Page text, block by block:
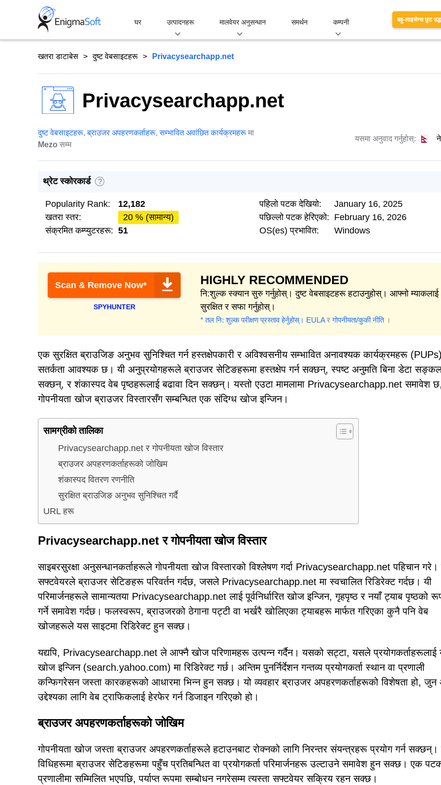
घर उत्पादनहरू मालवेयर अनुसन्धान समर्थन कम्पनी बहु-लाइसेन्स छूट
खतरा डाटाबेस दुष्ट वेबसाइटहरू Privacysearchapp.net
Privacysearchapp.net
दुष्ट वेबसाइटहरू,ब्राउजर अपहरणकर्ताहरू,सम्भावित अवांछित कार्यक्रमहरू मा
Mezo सम्म
यसमा अनुवाद गर्नुहोस्:
थ्रेट स्कोरकार्ड ?
Popularity Rank:
12,182
खतरा स्तर:
20 % (सामान्य)
संक्रमित कम्प्युटरहरू: 51
पहिलो पटक देखियो:
January 16, 2025
पछिल्लो पटक हेरिएको: February 16, 2026
OS(es) प्रभावित:
Windows
Scan & Remove Now*
SPYHUNTER
HIGHLY RECOMMENDED
नि:शुल्क स्क्यान सुरु गर्नुहोस्। दुष्ट वेबसाइटहरू हटाउनुहोस्। आफ्नो म्याकलाई
सुरक्षित र सफा गर्नुहोस्।
* तल नि: शुल्क परीक्षण प्रस्ताव हेर्नुहोस्। EULAरगोपनीयता/कुकी नीति।
एक सुरक्षित ब्राउजिङ अनुभव सुनिश्चित गर्न हस्तक्षेपकारी र अविश्वसनीय सम्भावित अनावश्यक कार्यक्रमहरू (PUPs)
सतर्कता आवश्यक छ। यी अनुप्रयोगहरूले ब्राउजर सेटिङहरूमा हस्तक्षेप गर्न सक्छन्, स्पष्ट अनुमति बिना डेटा
सक्छन्, र शंकास्पद वेब पृष्ठहरूलाई बढावा दिन सक्छन्। यस्तो एउटा मामलामा Privacysearchapp.net समावेश छ,
गोपनीयता खोज ब्राउजर विस्तारसँग सम्बन्धित एक संदिग्ध खोज इन्जिन।
सामग्रीको तालिका
Privacysearchapp.net र गोपनीयता खोज विस्तार
ब्राउजर अपहरणकर्ताहरूको जोखिम
शंकास्पद वितरण रणनीति
सुरक्षित ब्राउजिङ अनुभव सुनिश्चित गर्दै
URL हरू
Privacysearchapp.net र गोपनीयता खोज विस्तार
साइबरसुरक्षा अनुसन्धानकर्ताहरूले गोपनीयता खोज विस्तारको विश्लेषण गर्दा Privacysearchapp.net पहिचान गरे।
सफ्टवेयरले ब्राउजर सेटिङहरू परिवर्तन गर्दछ, जसले Privacysearchapp.net मा स्वचालित रिडिरेक्ट गर्दछ। यी
परिमार्जनहरूले सामान्यतया Privacysearchapp.net लाई पूर्वनिर्धारित खोज इन्जिन, गृहपृष्ठ र नयाँ ट्याब पृष्ठको
गर्ने समावेश गर्दछ। फलस्वरूप, ब्राउजरको ठेगाना पट्टी वा भर्खरै खोलिएका ट्याबहरू मार्फत गरिएका कुनै पनि वेब
खोजहरूले यस साइटमा रिडिरेक्ट हुन सक्छ।
यद्यपि, Privacysearchapp.net ले आफ्नै खोज परिणामहरू उत्पन्न गर्दैन। यसको सट्टा, यसले प्रयोगकर्ताहरूलाई
खोज इन्जिन (search.yahoo.com) मा रिडिरेक्ट गर्छ। अन्तिम पुनर्निर्देशन गन्तव्य प्रयोगकर्ता स्थान वा प्रणाली
कन्फिगरेसन जस्ता कारकहरूको आधारमा भिन्न हुन सक्छ। यो व्यवहार ब्राउजर अपहरणकर्ताहरूको विशेषता हो, जुन
उद्देश्यका लागि वेब ट्राफिकलाई हेरफेर गर्न डिजाइन गरिएको हो।
ब्राउजर अपहरणकर्ताहरूको जोखिम
गोपनीयता खोज जस्ता ब्राउजर अपहरणकर्ताहरूले हटाउनबाट रोक्नको लागि निरन्तर संयन्त्रहरू प्रयोग गर्न सक्छन्।
विधिहरूमा ब्राउजर सेटिङहरूमा पहुँच प्रतिबन्धित वा प्रयोगकर्ता परिमार्जनहरू उल्टाउने समावेश हुन सक्छ। एक
प्रणालीमा सम्मिलित भएपछि, पर्याप्त रूपमा सम्बोधन नगरेसम्म त्यस्ता सफ्टवेयर सक्रिय रहन सक्छ।